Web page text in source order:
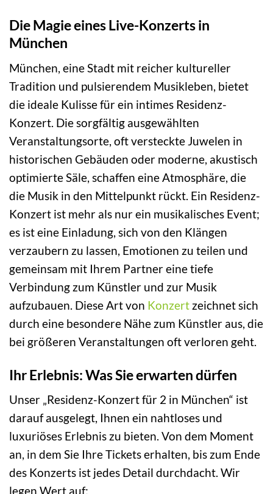
Die Magie eines Live-Konzerts in
München
München, eine Stadt mit reicher kultureller
Tradition und pulsierendem Musikleben, bietet
die ideale Kulisse für ein intimes Residenz-
Konzert. Die sorgfältig ausgewählten
Veranstaltungsorte, oft versteckte Juwelen in
historischen Gebäuden oder moderne, akustisch
optimierte Säle, schaffen eine Atmosphäre, die
die Musik in den Mittelpunkt rückt. Ein Residenz-
Konzert ist mehr als nur ein musikalisches Event;
es ist eine Einladung, sich von den Klängen
verzaubern zu lassen, Emotionen zu teilen und
gemeinsam mit Ihrem Partner eine tiefe
Verbindung zum Künstler und zur Musik
aufzubauen. Diese Art von Konzert zeichnet sich
durch eine besondere Nähe zum Künstler aus, die
bei größeren Veranstaltungen oft verloren geht.
Ihr Erlebnis: Was Sie erwarten dürfen
Unser „Residenz-Konzert für 2 in München“ ist
darauf ausgelegt, Ihnen ein nahtloses und
luxuriöses Erlebnis zu bieten. Von dem Moment
an, in dem Sie Ihre Tickets erhalten, bis zum Ende
des Konzerts ist jedes Detail durchdacht. Wir
legen Wert auf: